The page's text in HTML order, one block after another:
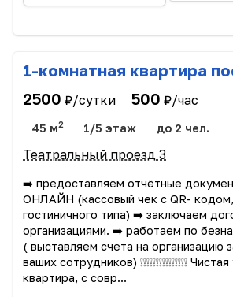
1-комнатная квартира
2500 ₽/сутки 500 ₽/час
45 м2 1/5 этаж до 2 чел.
Театральный проезд 3
➡️ предоставляем отчётные
ОНЛАЙН (кассовый чек с QR- кодом,
гостиничного типа) ➡️ заключаем
организациями. ➡️ работаем по
( выставляем счета на организацию
ваших сотрудников) ❕❕❕❕❕❕❕❕❕❕❕❕❕❕❕
квартира, с совр...